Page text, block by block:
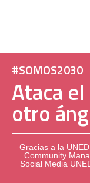
#SOMOS2030
Ataca
otro
Gracias a la
Community
Social Media